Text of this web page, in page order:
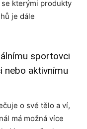
kterými produkty
je dále
sportovci
aktivnímu
o své tělo a ví,
má možná více